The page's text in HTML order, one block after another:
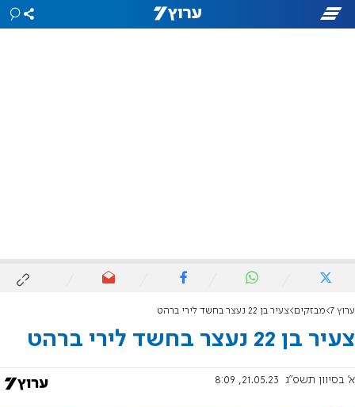
ערוץ 7 מבזקים צעיר בן 22 נעצר בחשד לירי ברהט
צעיר בן 22 נעצר בחשד לירי ברהט
א' בסיוון תשפ"ג 21.05.23, 8:09